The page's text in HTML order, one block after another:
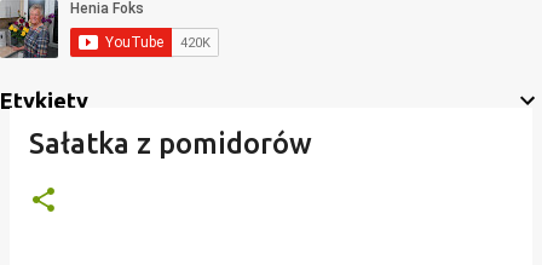
Etykiety
Sałatka z pomidorów